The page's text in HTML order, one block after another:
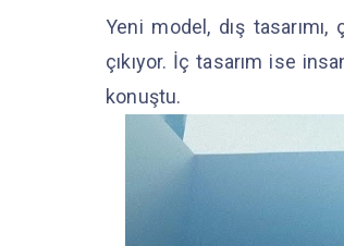
Yeni model, dış
çıkıyor. İç tasarım ise
konuştu.